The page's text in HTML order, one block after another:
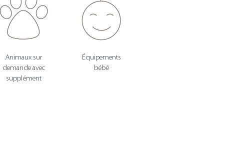
Animaux sur
demande avec
supplément
Équipements
bébé